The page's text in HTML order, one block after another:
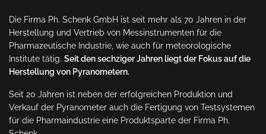
Die Firma Ph. Schenk GmbH ist seit mehr als 70 Jahren in der
Herstellung und Vertrieb von Messinstrumenten für die
Pharmazeutische Industrie, wie auch für meteorologische
Institute tätig. Seit den sechziger Jahren liegt der Fokus auf die
Herstellung von Pyranometern.
Seit 20 Jahren ist neben der erfolgreichen Produktion und
Verkauf der Pyranometer auch die Fertigung von Testsystemen
für die Pharmaindustrie eine Produktsparte der Firma Ph.